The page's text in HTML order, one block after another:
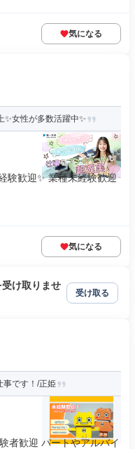
気になる
女性が多数活躍中✨
験歓迎✨ 業種未経験歓迎
気になる
け取りませ
受け取る
事です！/正姫
者歓迎 パートやアルバイ